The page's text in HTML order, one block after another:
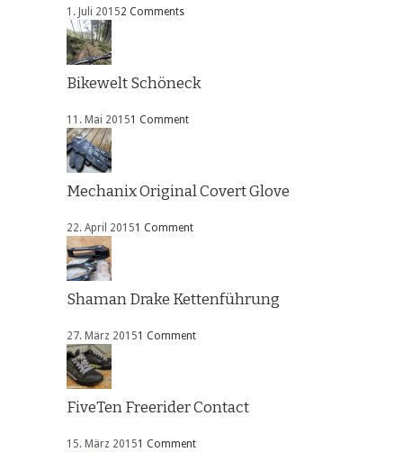
1. Juli 20152 Comments
Bikewelt Schöneck
11. Mai 20151 Comment
Mechanix Original Covert Glove
22. April 20151 Comment
Shaman Drake Kettenführung
27. März 20151 Comment
FiveTen Freerider Contact
15. März 20151 Comment